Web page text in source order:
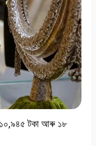
১০,৯৪৫ টকা আৰু ১৮